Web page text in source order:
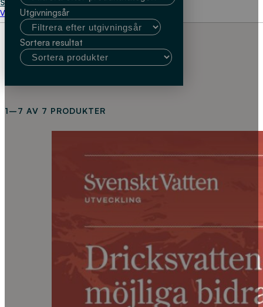
Start Marinette Hagman
Välj kundtyp
Utgivningsår
Sortera resultat
1–7 AV 7 PRODUKTER